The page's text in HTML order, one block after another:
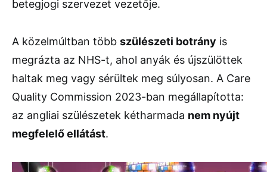
betegjogi szervezet vezetője.
A közelmúltban több szülészeti botrány is
megrázta az NHS-t, ahol anyák és újszülöttek
haltak meg vagy sérültek meg súlyosan. A Care
Quality Commission 2023-ban megállapította:
az angliai szülészetek kétharmada nem nyújt
megfelelőellátást.